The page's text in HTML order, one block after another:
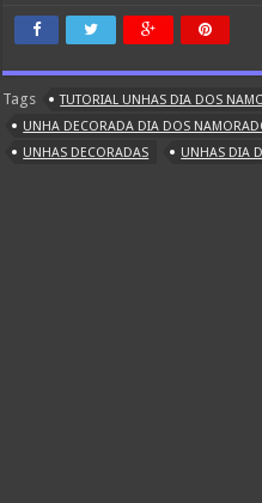
Tags
TUTORIAL UNHAS DIA DOS
UNHA DECORADA DIA DOS
UNHAS DECORADAS
UNHAS DIA